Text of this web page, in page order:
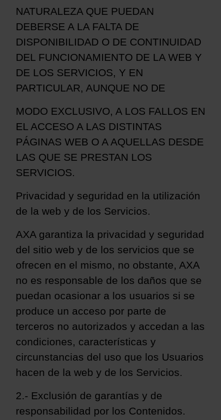
NATURALEZA QUE PUEDAN
DEBERSE A LA FALTA DE
DISPONIBILIDAD O DE CONTINUIDAD
DEL FUNCIONAMIENTO DE LA WEB Y
DE LOS SERVICIOS, Y EN
PARTICULAR, AUNQUE NO DE
MODO EXCLUSIVO, A LOS FALLOS EN
EL ACCESO A LAS DISTINTAS
PÁGINAS WEB O A AQUELLAS DESDE
LAS QUE SE PRESTAN LOS
SERVICIOS.
Privacidad y seguridad en la utilización
de la web y de los Servicios.
AXA garantiza la privacidad y seguridad
del sitio web y de los servicios que se
ofrecen en el mismo, no obstante, AXA
no es responsable de los daños que se
puedan ocasionar a los usuarios si se
produce un acceso por parte de
terceros no autorizados y accedan a las
condiciones, características y
circunstancias del uso que los Usuarios
hacen de la web y de los Servicios.
2.- Exclusión de garantías y de
responsabilidad por los Contenidos.